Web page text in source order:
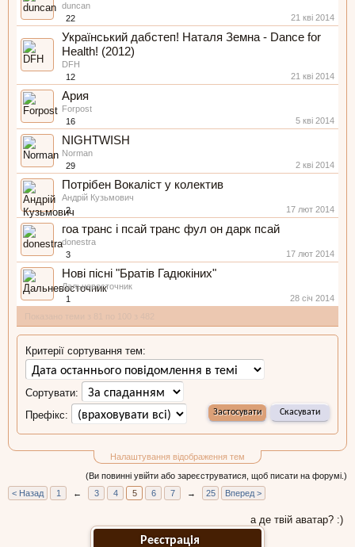
duncan
22
21 кві 2014
Український дабстеп! Наталя Земна - Dance for
Health! (2012)
DFH
12
21 кві 2014
Ария
Forpost
16
5 кві 2014
NIGHTWISH
Norman
29
2 кві 2014
Потрібен Вокаліст у колектив
Андрій Кузьмович
2
17 лют 2014
гоа транс і псай транс фул он дарк псай
donestra
3
17 лют 2014
Нові пісні "Братів Гадюкіних"
Дальневосточник
1
28 січ 2014
Налаштування відображення тем
Критерії сортування тем:
Сортувати:
Префікс:
(Ви повинні увійти або зареєструватися, щоб писати на форумі.)
< Назад
1 ← 3 4 5 6 7 → 25 Вперед >
а де твій аватар? :)
Реєстрація